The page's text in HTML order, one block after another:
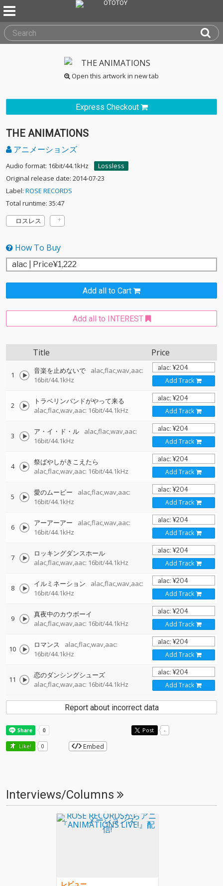
Open this artwork in new tab
Express Checkout
THE ANIMATIONS
アニメーションズ
Audio format: 16bit/44.1kHz
Lossless
Original release date: 2014-07-23
Label: ROSE RECORDS
Total runtime: 35:47
ロスレス
How To Buy
Add all to Cart
Add all to INTEREST
Title Price
1 音楽を止めないで
alac,flac,wav,aac:
16bit/44.1kHz
Add Track
2
トラベリンバンドがやって来る
alac,flac,wav,aac: 16bit/44.1kHz
Add Track
3 ア・イ・ド・ル
alac,flac,wav,aac:
16bit/44.1kHz
Add Track
4
祭ばやしがきこえたら
alac,flac,wav,aac: 16bit/44.1kHz
Add Track
5 愛のムービー
alac,flac,wav,aac:
16bit/44.1kHz
Add Track
6 アーアーアー
alac,flac,wav,aac:
16bit/44.1kHz
Add Track
7
ロッキングダンスホール
alac,flac,wav,aac: 16bit/44.1kHz
Add Track
8 イルミネーション
alac,flac,wav,aac:
16bit/44.1kHz
Add Track
9
真夜中のカウボーイ
alac,flac,wav,aac: 16bit/44.1kHz
Add Track
10 ロマンス
alac,flac,wav,aac:
16bit/44.1kHz
Add Track
11
恋のダンシングシューズ
alac,flac,wav,aac: 16bit/44.1kHz
Add Track
Report about incorrect data
Post -
Like! 0 Embed
Interviews/Columns
レビュー